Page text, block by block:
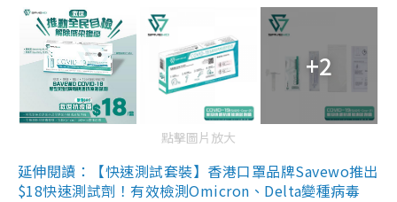
+2
點擊圖片放大
延伸閱讀：【快速測試套裝】香港口罩品牌Savewo推出
$18快速測試劑！有效檢測Omicron、Delta變種病毒